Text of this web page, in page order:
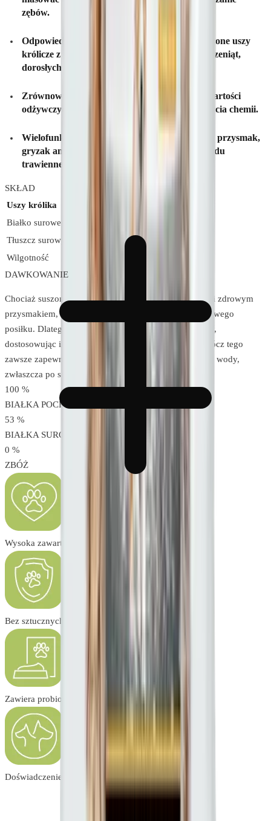
zębów.
Odpowiednie dla psów w każdym wieku
– Suszone uszy
królicze z futrem sprawdzają się zarówno u szczeniąt,
dorosłych psów, jak i seniorów.
Zrównoważone suszenie
– Zachowuje pełnię wartości
odżywczych i naturalny smak bez potrzeby użycia chemii.
Wielofunkcyjność
– Może być traktowany jako przysmak,
gryzak antystresowy, a także wsparcie dla układu
trawiennego.
SKŁAD
Uszy królika
Białko surowe
Tłuszcz surowy
41,2%
Wilgotność
DAWKOWANIE
Chociaż suszone uszy królicze z futrem są naturalnym i zdrowym
przysmakiem, nie powinny zastępować pełnowartościowego
posiłku. Dlatego też podawaj je jako uzupełnienie diety,
dostosowując ilość do wielkości i aktywności psa. Oprócz tego
zawsze zapewniaj swojemu pupilowi dostęp do świeżej wody,
zwłaszcza po spożyciu suszonych przekąsek.
100 %
BIAŁKA POCHODZENIA ZWIERZĘCEGO
53 %
BIAŁKA SUROWEGO
0 %
ZBÓŻ
Wysoka zawartość mięsa
Bez sztucznych dodatków
Zawiera probiotyki i witaminy
Doświadczenie w zakresie żywienia zwierząt